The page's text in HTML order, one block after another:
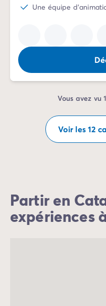
Une équipe
Vous avez vu
Voir les 12
Partir en
expériences